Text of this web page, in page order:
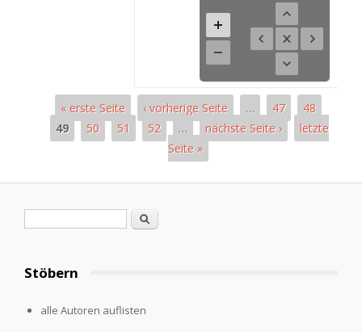
« erste Seite ‹ vorherige Seite … 47
48
49
50 51 52 … nächste Seite ›
letzte
Seite »
Search
Stöbern
alle Autoren auflisten